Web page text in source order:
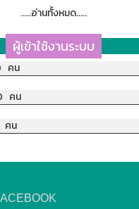
.....อ่านทั้งหมด.....
ผู้เข้าใช้งานระบบ
คน
คน
คน